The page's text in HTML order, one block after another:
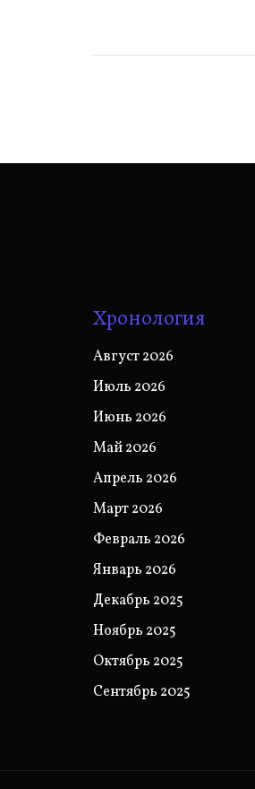
Хронология
Август 2026
Июль 2026
Июнь 2026
Май 2026
Апрель 2026
Март 2026
Февраль 2026
Январь 2026
Декабрь 2025
Ноябрь 2025
Октябрь 2025
Сентябрь 2025